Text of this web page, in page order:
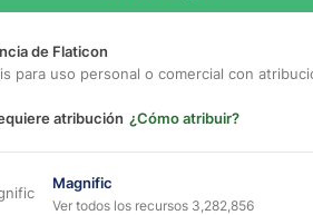
de Flaticon
para uso personal o comercial con
atribución ¿Cómo atribuir?
Magnific
Ver todos los recursos 3,282,856